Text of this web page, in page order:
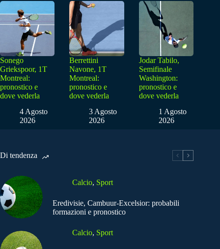
Sonego
Griekspoor, 1T
Montreal:
pronostico e
dove vederla
4 Agosto
2026
Berrettini
Navone, 1T
Montreal:
pronostico e
dove vederla
3 Agosto
2026
Jodar Tabilo,
Semifinale
Washington:
pronostico e
dove vederla
1 Agosto
2026
Di tendenza
Calcio, Sport
Eredivisie, Cambuur-Excelsior: probabili
formazioni e pronostico
Calcio, Sport